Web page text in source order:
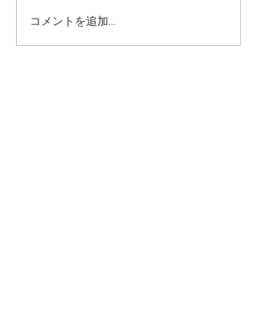
【東京巡回！】Illustration
Works 179人のイラストレ
コメントを追加…